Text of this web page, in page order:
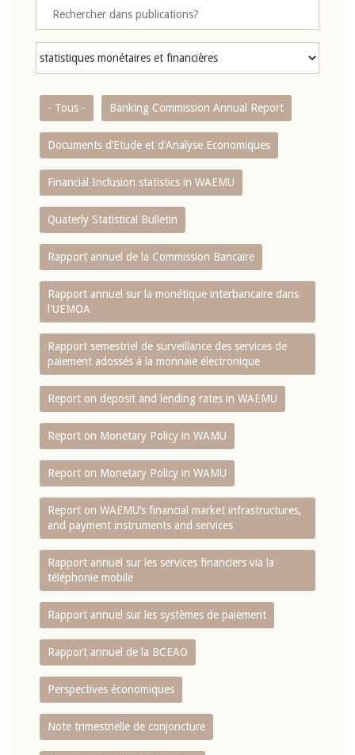
- Tous - Banking Commission Annual Report
Documents d’Etude et d’Analyse Economiques
Financial Inclusion statistics in WAEMU
Quaterly Statistical Bulletin
Rapport annuel de la Commission Bancaire
Rapport annuel sur la monétique interbancaire dans
l'UEMOA
Rapport semestriel de surveillance des services de
paiement adossés à la monnaie électronique
Report on deposit and lending rates in WAEMU
Report on Monetary Policy in WAMU
Report on Monetary Policy in WAMU
Report on WAEMU’s financial market infrastructures,
and payment instruments and services
Rapport annuel sur les services financiers via la
téléphonie mobile
Rapport annuel sur les systèmes de paiement
Rapport annuel de la BCEAO
Perspectives économiques
Note trimestrielle de conjoncture